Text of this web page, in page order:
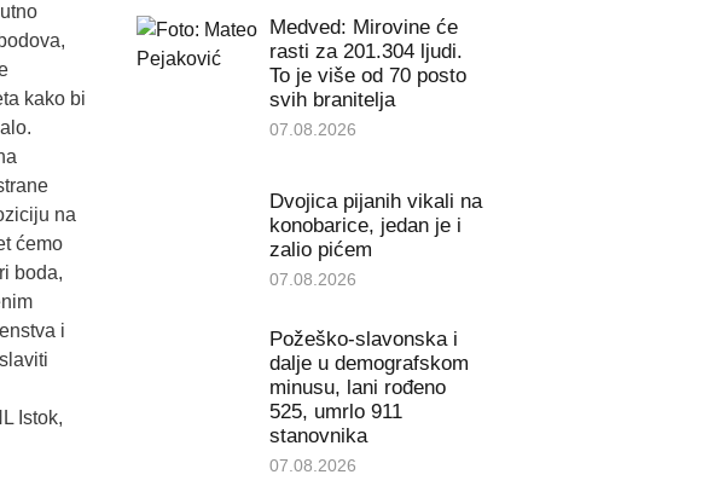
kako bi
na
ćemo
boda,
i
Istok,
Medved: Mirovine će
rasti za 201.304 ljudi.
To je više od 70 posto
svih branitelja
07.08.2026
Dvojica pijanih vikali na
konobarice, jedan je i
zalio pićem
07.08.2026
Požeško-slavonska i
dalje u demografskom
minusu, lani rođeno
525, umrlo 911
stanovnika
07.08.2026